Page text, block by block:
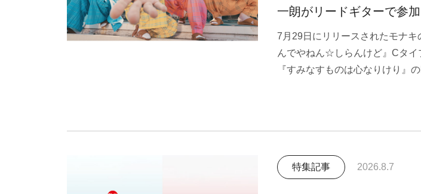
一朗がリードギターで参加
7月29日にリリースされたモナ
んでやねん☆しらんけど』Cタイ
『すみなすものは心なりけり』
特集記事 2026.8.7